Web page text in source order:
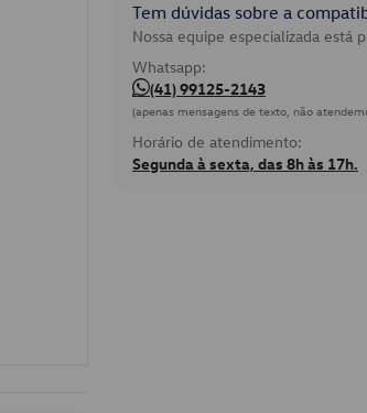
Tem dúvidas sobre a
Nossa equipe especializada está
Whatsapp:
(41) 99125-2143
(apenas mensagens de texto, não
Horário de atendimento:
Segunda à sexta, das 8h às 17h.